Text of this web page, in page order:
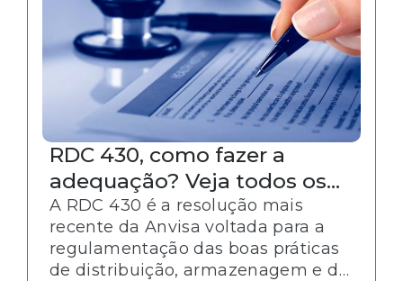
RDC 430, como fazer a
adequação? Veja todos os
pontos da norma!
A RDC 430 é a resolução mais
recente da Anvisa voltada para a
regulamentação das boas práticas
de distribuição, armazenagem e de